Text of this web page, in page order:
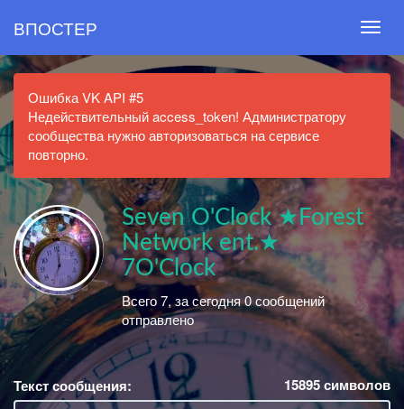
ВПОСТЕР
Ошибка VK API #5
Недействительный access_token! Администратору
сообщества нужно авторизоваться на сервисе
повторно.
Seven O'Clock ★Forest
Network ent.★
7O'Clock
Всего 7, за сегодня 0 сообщений
отправлено
Текст сообщения: 15895символов